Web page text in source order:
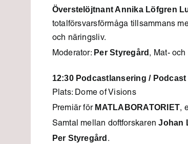
Överstelöjtnant Annika Löfgren
totalförsvarsförmåga tillsammans
och näringsliv.
Moderator: Per Styregård , Mat-
12:30 Podcastlansering /
Plats: Dome of Visions
Premiär för MATLABORATORIET,
Samtal mellan doftforskarenJohan
Per Styregård .